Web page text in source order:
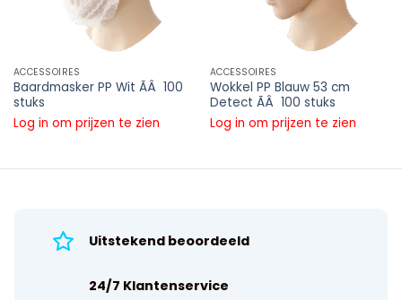
ACCESSOIRES
Baardmasker PP Wit ÃÂ 100
stuks
Log in om prijzen te zien
ACCESSOIRES
Wokkel PP Blauw 53 cm
Detect ÃÂ 100 stuks
Log in om prijzen te zien
Uitstekend beoordeeld
24/7 Klantenservice